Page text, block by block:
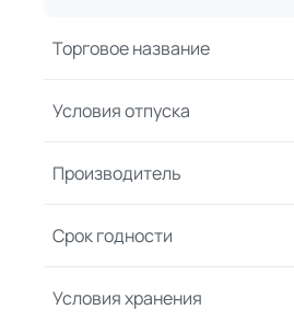
Торговое название
Условия отпуска
Производитель
Срок годности
Условия хранения